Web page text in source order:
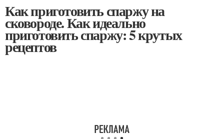
Как приготовить спаржу на
сковороде. Как идеально
приготовить спаржу: 5 крутых
рецептов